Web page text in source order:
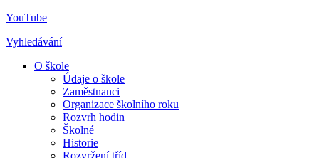
YouTube
Vyhledávání
O škole
Údaje o škole
Zaměstnanci
Organizace školního roku
Rozvrh hodin
Školné
Historie
Rozvržení tříd